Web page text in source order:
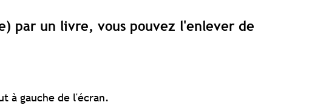
par un livre, vous pouvez l'enlever de
à gauche de l'écran.